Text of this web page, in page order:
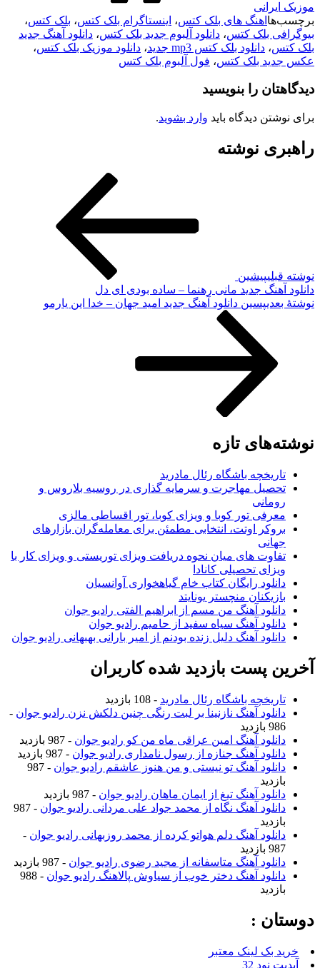
موزیک ایرانی
برچسب‌ها اهنگ های بلک کتس، اینستاگرام بلک کتس، بلک کتس،
بیوگرافی بلک کتس، دانلود آلبوم جدید بلک کتس، دانلود آهنگ جدید
بلک کتس، دانلود بلک کتس mp3 جدید ، دانلود موزیک بلک کتس،
عکس جدید بلک کتس، فول آلبوم بلک کتس
دیدگاهتان را بنویسید
برای نوشتن دیدگاه باید وارد بشوید.
راهبری نوشته
نوشته قبلیپیشین
دانلود آهنگ جدید مانی رهنما – ساده بودی ای دل
نوشته‌ٔ بعدیپسین دانلود آهنگ جدید امید جهان – خدا این یارمو
نوشته‌های تازه
تاریخچه باشگاه رئال مادرید
تحصیل مهاجرت و سرمایه گذاری در روسیه بلاروس و
رومانی
معرفی تور کوبا و ویزای کوبا، تور اقساطی مالزی
بروکر اوتت، انتخابی مطمئن برای معامله‌گران بازارهای
جهانی
تفاوت های میان نحوه دریافت ویزای توریستی و ویزای کار با
ویزای تحصیلی کانادا
دانلود رایگان کتاب خام گیاهخواری آوانسیان
بازیکنان منچستر یونایتد
دانلود آهنگ من مسم از ابراهیم الفتی رادیو جوان
دانلود آهنگ سیاه سفید از حامیم رادیو جوان
دانلود آهنگ دلیل زنده بودنم از امیر بارانی بهبهانی رادیو جوان
آخرین پست بازدید شده کاربران
تاریخچه باشگاه رئال مادرید - 108 بازدید
دانلود آهنگ نازنینا بر لبت رنگی چنین دلکش نزن رادیو جوان -
986 بازدید
دانلود آهنگ امین عراقی ماه من کو رادیو جوان - 987 بازدید
دانلود آهنگ جنازه از رسول نامداری رادیو جوان - 987 بازدید
دانلود آهنگ تو نیستی و من هنوز عاشقم رادیو جوان
- 987
بازدید
دانلود آهنگ تیغ از ایمان ماهان رادیو جوان - 987 بازدید
دانلود آهنگ نگاه از محمد جواد علی مردانی رادیو جوان
- 987
بازدید
دانلود آهنگ دلم هواتو کرده از محمد روزبهانی رادیو جوان -
987 بازدید
دانلود آهنگ متاسفانه از مجید رضوی رادیو جوان - 987 بازدید
دانلود آهنگ دختر خوب از سیاوش پالاهنگ رادیو جوان
- 988
بازدید
دوستان :
خرید بک لینک معتبر
آپدیت نود 32